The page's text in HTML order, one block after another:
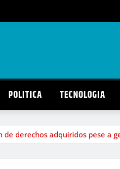
POLITICA TECNOLOGIA
derechos adquiridos pese